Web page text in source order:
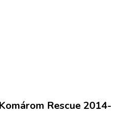
VÁROS
Rescue 2014-